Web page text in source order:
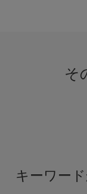
そ
キーワー